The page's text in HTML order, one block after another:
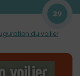
29
du voilier